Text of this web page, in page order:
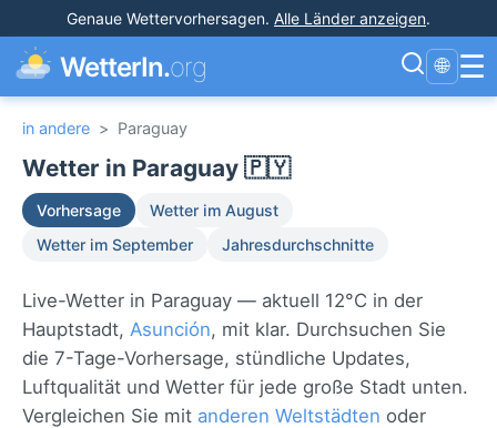
Genaue Wettervorhersagen. Alle Länder anzeigen.
WetterIn.org 🌐 ☰
in andere > Paraguay
Wetter in Paraguay 🇵🇾
Vorhersage
Wetter im August
Wetter im September
Jahresdurchschnitte
Live-Wetter in Paraguay — aktuell 12°C in der
Hauptstadt, Asunción, mit klar. Durchsuchen Sie
die 7-Tage-Vorhersage, stündliche Updates,
Luftqualität und Wetter für jede große Stadt unten.
Vergleichen Sie mit anderen Weltstädten oder